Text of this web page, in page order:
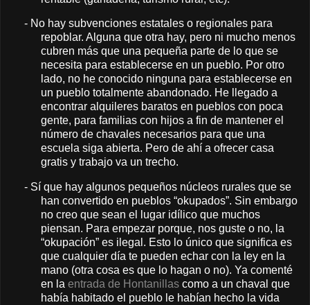
- No hay subvenciones estatales o regionales para
repoblar. Alguna que otra hay, pero ni mucho menos
cubren más que una pequeña parte de lo que se
necesita para establecerse en un pueblo. Por otro
lado, no he conocido ninguna para establecerse en
un pueblo totalmente abandonado. He llegado a
encontrar alquileres baratos en pueblos con poca
gente, para familias con hijos a fin de mantener el
número de chavales necesarios para que una
escuela siga abierta. Pero de ahí a ofrecer casa
gratis y trabajo va un trecho.
- Sí que hay algunos pequeños núcleos rurales que se
han convertido en pueblos “okupados”. Sin embargo
no creo que sean el lugar idílico que muchos
piensan. Para empezar porque, nos guste o no, la
“okupación” es ilegal. Esto lo único que significa es
que cualquier día te pueden echar con la ley en la
mano (otra cosa es que lo hagan o no). Ya comenté
en la entrada de Hontanillas como a un chaval que
había habitado el pueblo le habían hecho la vida